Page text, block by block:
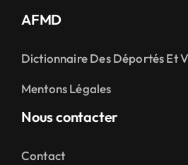
AFMD
Dictionnaire Des Déportés Et
Mentons Légales
Nous contacter
Contact